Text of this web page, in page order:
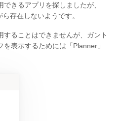
きるアプリを探しましたが、
存在しないようです。
することはできませんが、ガント
表示するためには「Planner」